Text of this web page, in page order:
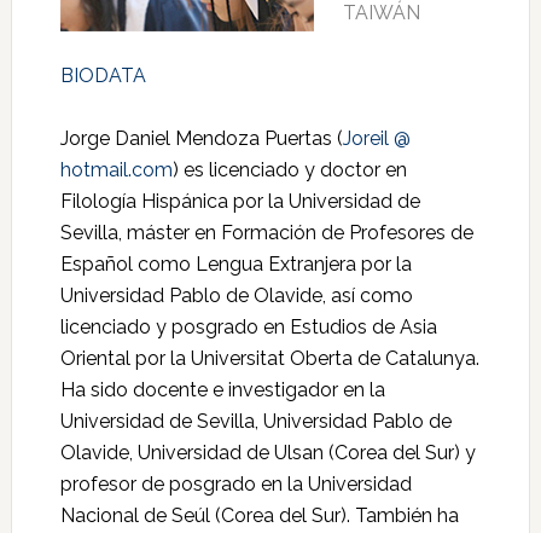
TAIWÁN
BIODATA
Jorge Daniel Mendoza Puertas (Joreil @
hotmail.com) es licenciado y doctor en
Filología Hispánica por la Universidad de
Sevilla, máster en Formación de Profesores de
Español como Lengua Extranjera por la
Universidad Pablo de Olavide, así como
licenciado y posgrado en Estudios de Asia
Oriental por la Universitat Oberta de Catalunya.
Ha sido docente e investigador en la
Universidad de Sevilla, Universidad Pablo de
Olavide, Universidad de Ulsan (Corea del Sur) y
profesor de posgrado en la Universidad
Nacional de Seúl (Corea del Sur). También ha